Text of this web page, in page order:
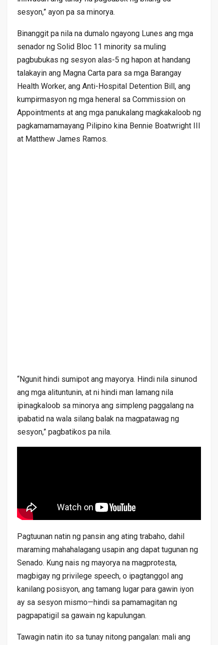
sesyon,” ayon pa sa minorya.
Binanggit pa nila na dumalo ngayong Lunes ang mga
senador ng Solid Bloc 11 minority sa muling
pagbubukas ng sesyon alas-5 ng hapon at handang
talakayin ang Magna Carta para sa mga Barangay
Health Worker, ang Anti-Hospital Detention Bill, ang
kumpirmasyon ng mga heneral sa Commission on
Appointments at ang mga panukalang magkakaloob ng
pagkamamamayang Pilipino kina Bennie Boatwright III
at Matthew James Ramos.
“Ngunit hindi sumipot ang mayorya. Hindi nila sinunod
ang mga alituntunin, at ni hindi man lamang nila
ipinagkaloob sa minorya ang simpleng paggalang na
ipabatid na wala silang balak na magpatawag ng
sesyon,” pagbatikos pa nila.
Pagtuunan natin ng pansin ang ating trabaho, dahil
maraming mahahalagang usapin ang dapat tugunan ng
Senado. Kung nais ng mayorya na magprotesta,
magbigay ng privilege speech, o ipagtanggol ang
kanilang posisyon, ang tamang lugar para gawin iyon
ay sa sesyon mismo—hindi sa pamamagitan ng
pagpapatigil sa gawain ng kapulungan.
Tawagin natin ito sa tunay nitong pangalan: mali ang